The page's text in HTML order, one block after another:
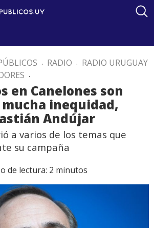
. RADIO . RADIO URUGUAY
.
en Canelones son
inequidad,
Andújar
a varios de los temas que
su campaña
de lectura: 2 minutos